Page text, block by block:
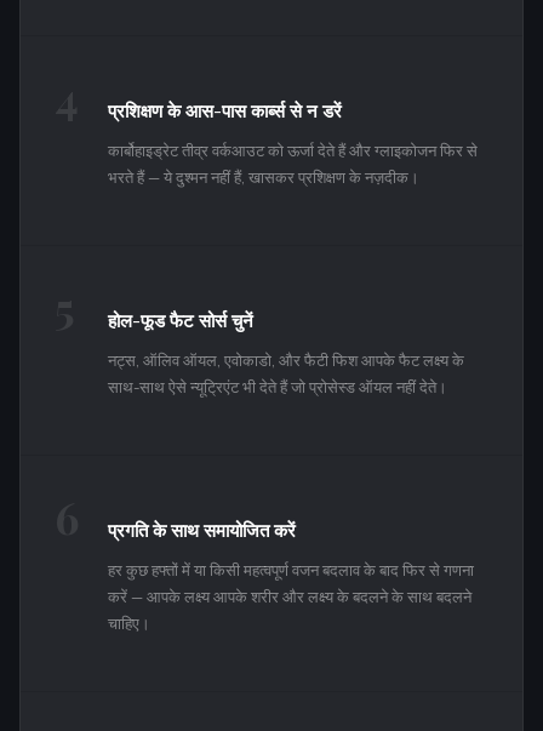
प्रशिक्षण के आस-पास कार्ब्स से न डरें
कार्बोहाइड्रेट तीव्र वर्कआउट को ऊर्जा देते हैं और ग्लाइकोजन फिर से
भरते हैं — ये दुश्मन नहीं हैं, खासकर प्रशिक्षण के नज़दीक।
होल-फूड फैट सोर्स चुनें
नट्स, ऑलिव ऑयल, एवोकाडो, और फैटी फिश आपके फैट लक्ष्य के
साथ-साथ ऐसे न्यूट्रिएंट भी देते हैं जो प्रोसेस्ड ऑयल नहीं देते।
प्रगति के साथ समायोजित करें
हर कुछ हफ्तों में या किसी महत्वपूर्ण वजन बदलाव के बाद फिर से गणना
करें — आपके लक्ष्य आपके शरीर और लक्ष्य के बदलने के साथ बदलने
चाहिए।